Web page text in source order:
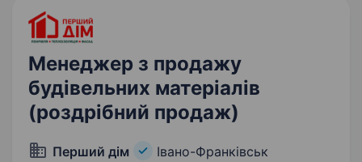
Менеджер з продажу
будівельних матеріалів
(роздрібний продаж)
Перший дім Івано-Франківськ